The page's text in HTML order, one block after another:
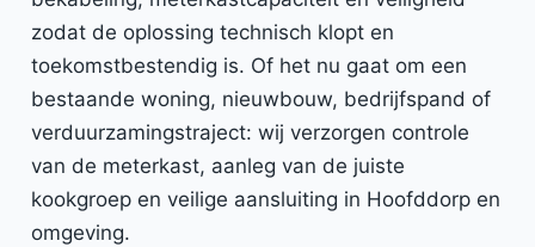
zodat de oplossing technisch klopt en
toekomstbestendig is. Of het nu gaat om een
bestaande woning, nieuwbouw, bedrijfspand of
verduurzamingstraject: wij verzorgen controle
van de meterkast, aanleg van de juiste
kookgroep en veilige aansluiting in Hoofddorp en
omgeving.